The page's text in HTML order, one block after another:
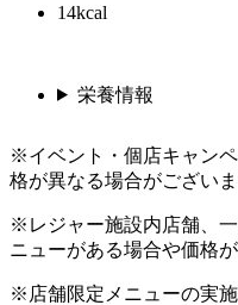
14kcal
栄養情報
※イベント・個店キャン
格が異なる場合がございま
※レジャー施設内店舗、
ニューがある場合や価格
※店舗限定メニューの実